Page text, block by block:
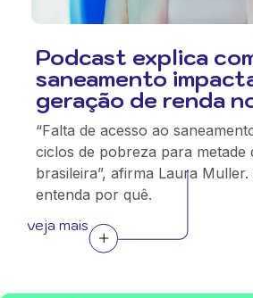
Podcast explica
saneamento
geração de renda
“Falta de acesso ao
ciclos de pobreza para metade
brasileira”, afirma Laura Muller.
entenda por quê.
veja mais